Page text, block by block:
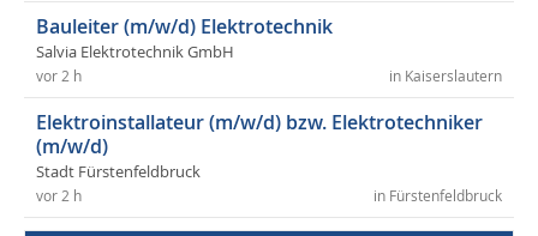
Bauleiter (m/w/d) Elektrotechnik
Salvia Elektrotechnik GmbH
in Kaiserslautern
vor 2 h
Elektroinstallateur (m/w/d) bzw. Elektrotechniker
(m/w/d)
Stadt Fürstenfeldbruck
in Fürstenfeldbruck
vor 2 h